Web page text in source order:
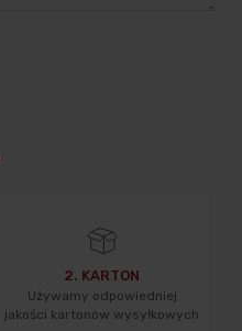
2. KARTON
Używamy odpowiedniej
jakości kartonów wysyłkowych